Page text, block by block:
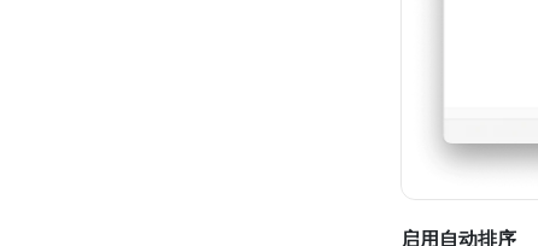
启用自动排序